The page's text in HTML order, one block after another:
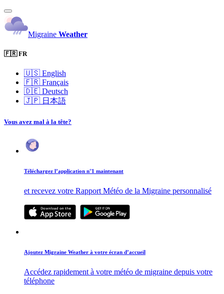
Migraine Weather
🇫🇷 FR
🇺🇸 English
🇫🇷 Français
🇩🇪 Deutsch
🇯🇵 日本語
Vous avez mal à la tête?
Téléchargez l’application n°1 maintenant
et recevez votre Rapport Météo de la Migraine personnalisé
Ajoutez Migraine Weather à votre écran d’accueil
Accédez rapidement à votre météo de migraine depuis votre
téléphone